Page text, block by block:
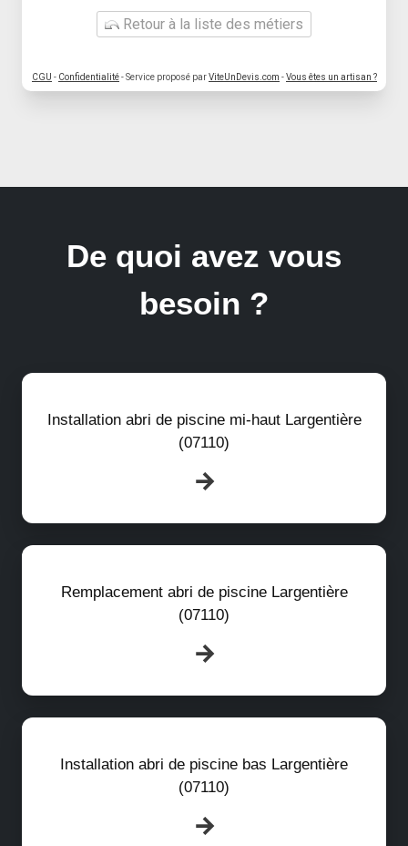
Retour à la liste des métiers
CGU - Confidentialité- Service proposé parViteUnDevis.com -Vous êtes un artisan ?
De quoi avez vous
besoin ?
Installation abri de piscine mi-haut Largentière
(07110)
Remplacement abri de piscine Largentière
(07110)
Installation abri de piscine bas Largentière
(07110)